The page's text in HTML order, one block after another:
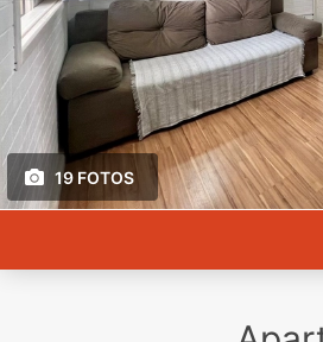
19 FOTOS